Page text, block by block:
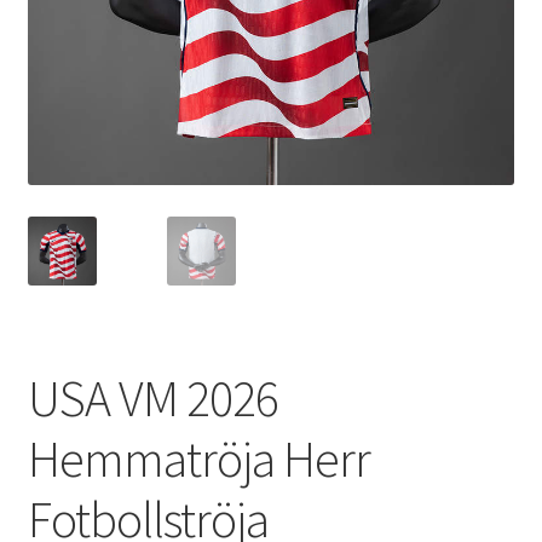
USA VM 2026
Hemmatröja Herr
Fotbollströja